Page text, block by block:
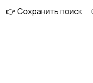
👉 Сохранить поиск